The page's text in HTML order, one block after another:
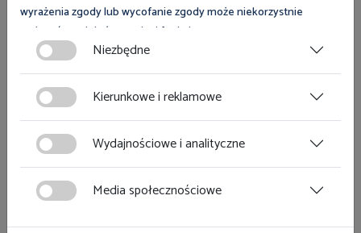
Szkolenie zostało wzbogacone o analizę wybranych
przypadków wypadków przy pracy. Uczestnikom
udostępniono również materiały edukacyjne Państwowej
Inspekcji Pracy dedykowane branży budowlanej.
Zobacz magazyn Inspektor Pracy
wyrażenia zgody lub wycofanie zgody może niekorzystnie
wpłynąć na niektóre cechy i funkcje.
Zgoda na pliki cookies jest dobrowolna i można ją wycofać lub
zmodyfikować w dowolnym momencie klikając w przycisk
ciasteczka w lewym dolnym rogu strony. Więcej informacji
znajdziesz w
Niezbędne
Kierunkowe i reklamowe
Wydajnościowe i analityczne
Media społecznościowe